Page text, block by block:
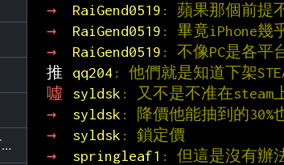
👉 藝文票券轉售 Drama-Ticket
→
RaiGend0519 : 蘋果那個前提
→
RaiGend0519 : 畢竟iPhone幾
→
RaiGend0519 : 不像PC是各平
推
qq204 : 他們就是知道下架
噓
syldsk : 又不是不准在steam
→
syldsk : 降價他能抽到的30%
→
syldsk : 鎖定價
→
springleaf1 : 但這是沒有辦